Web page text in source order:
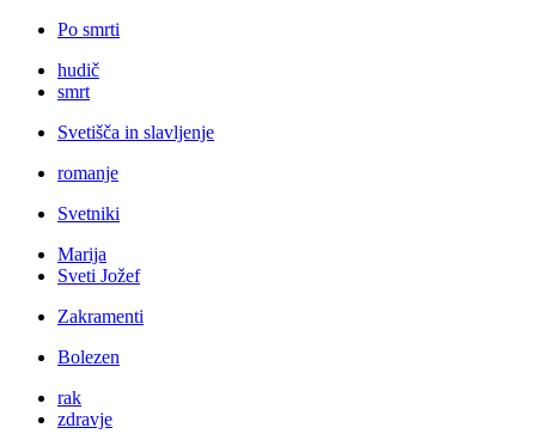
Po smrti
hudič
smrt
Svetišča in slavljenje
romanje
Svetniki
Marija
Sveti Jožef
Zakramenti
Bolezen
rak
zdravje